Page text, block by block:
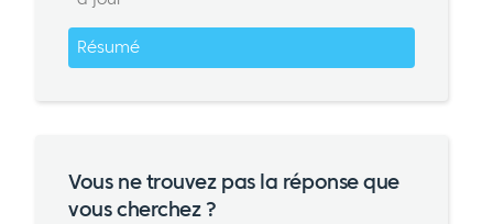
Résumé
Vous ne trouvez pas la réponse que
vous cherchez ?